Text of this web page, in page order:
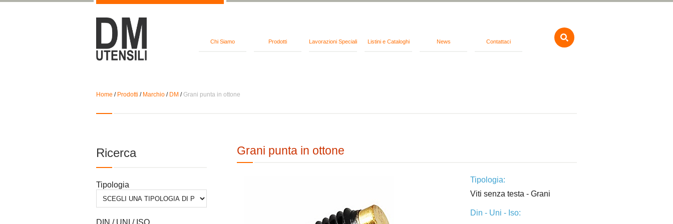
Chi Siamo Prodotti Lavorazioni Speciali Listini e Cataloghi News Contattaci
Home / Prodotti / Marchio / DM /Grani punta in ottone
Grani punta in ottone
Tipologia:
Viti senza testa - Grani
Din - Uni - Iso:
Ricerca
Tipologia
DIN / UNI / ISO